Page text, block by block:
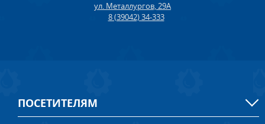
ул. Металлургов, 29А
8 (39042) 34-333
ПОСЕТИТЕЛЯМ